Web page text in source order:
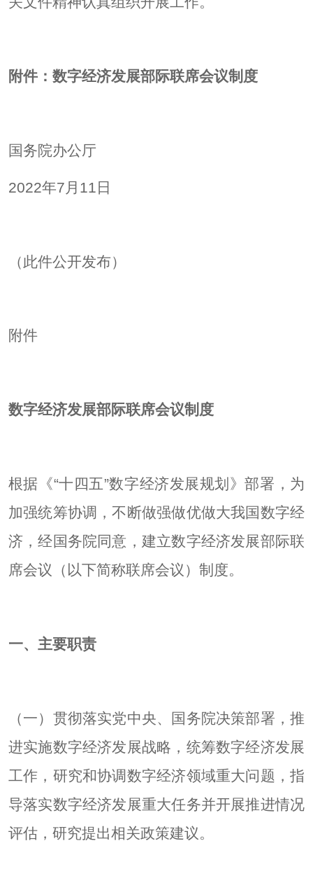
附件：数字经济发展部际联席会议制度
国务院办公厅
2022年7月11日
（此件公开发布）
附件
数字经济发展部际联席会议制度
根据《“十四五”数字经济发展规划》部署，为
加强统筹协调，不断做强做优做大我国数字经
济，经国务院同意，建立数字经济发展部际联
席会议（以下简称联席会议）制度。
一、主要职责
（一）贯彻落实党中央、国务院决策部署，推
进实施数字经济发展战略，统筹数字经济发展
工作，研究和协调数字经济领域重大问题，指
导落实数字经济发展重大任务并开展推进情况
评估，研究提出相关政策建议。